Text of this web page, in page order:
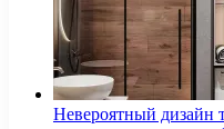
Невероятный дизайн